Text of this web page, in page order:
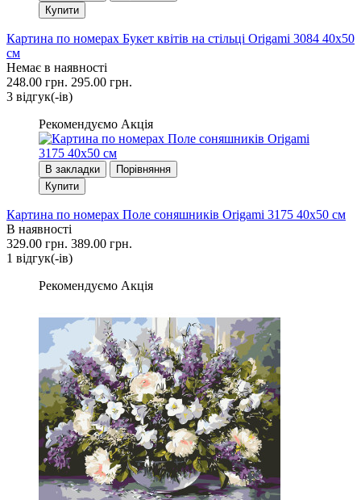
Купити
Картина по номерах Букет квітів на стільці Origami 3084 40x50
см
Немає в наявності
248.00 грн. 295.00 грн.
3 вiдгук(-iв)
Рекомендуємо Акція
В закладки
Порівняння
Купити
Картина по номерах Поле соняшників Origami 3175 40x50 см
В наявності
329.00 грн. 389.00 грн.
1 вiдгук(-iв)
Рекомендуємо Акція